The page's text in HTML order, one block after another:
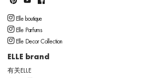
Elle boutique
Elle Parfums
Elle Decor Collection
ELLE brand
有关ELLE